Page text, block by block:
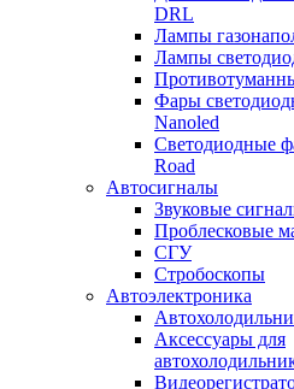
DRL
Лампы
Лампы
Фары
Nanoled
Светодиодные
Road
Автосигналы
Звуковые
Проблесковые
СГУ
Стробоскопы
Автоэлектроника
Аксессуары для